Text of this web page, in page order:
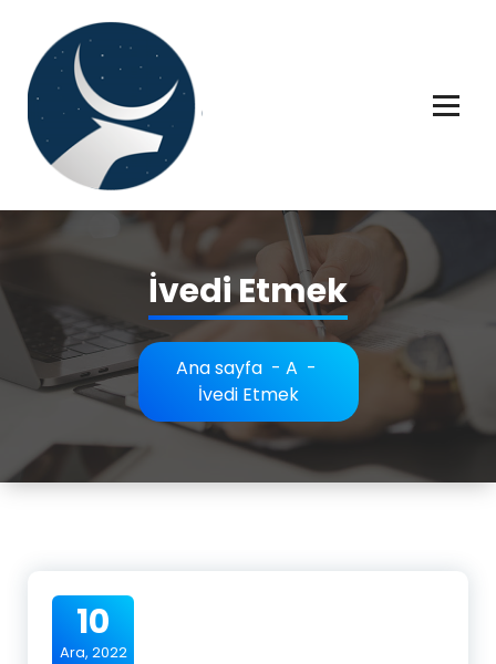
İvedi Etmek
Ana sayfa- A -
İvedi Etmek
10
Ara, 2022